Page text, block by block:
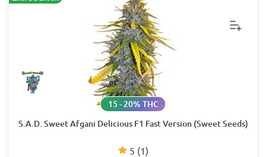
S.A.D. Sweet Afgani Delicious F1 Fast Version (Sweet Seeds)
5 (1)
15 - 20% THC